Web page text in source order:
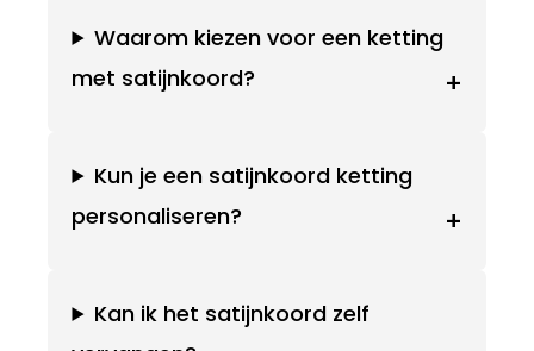
Waarom kiezen voor een ketting
met satijnkoord?
+
Kun je een satijnkoord ketting
personaliseren?
+
Kan ik het satijnkoord zelf